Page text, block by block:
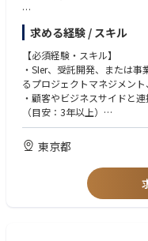
用・育成・評価を通じて強
・開発体制や進め方を見直し
進化させること
・将来的には、事業責任者
業全体をリードすること
【プロダクトについて】
★新規MA/CRMツール
Supershipでは消費者のオフ
イン行動(web閲覧や購買)
の実現を目指しています。
性などを基とし、 オウンド
ご経験やスキル、ご志向性に
【入社後の業務イメージ】
まずは、これまでのご経験
し、大手通信企業との共同
いただきます。
単なる要件の受け渡しや進
ニア・デザイナーと密に連
・ビジネス要求の定義とシ
ネス担当者と議論を重ね、
に着手できる具体的な要件
求める経験 / スキル
【必須経験・スキル】
・SIer、受託開発、または
るプロジェクトマネジメン
・顧客やビジネスサイドと
（目安：3年以上）
・システムもしくはWebア
（※ご自身が手を動かす役
を想定しています）
【尚可経験・スキル】
・大規模プロジェクト（例
東京都